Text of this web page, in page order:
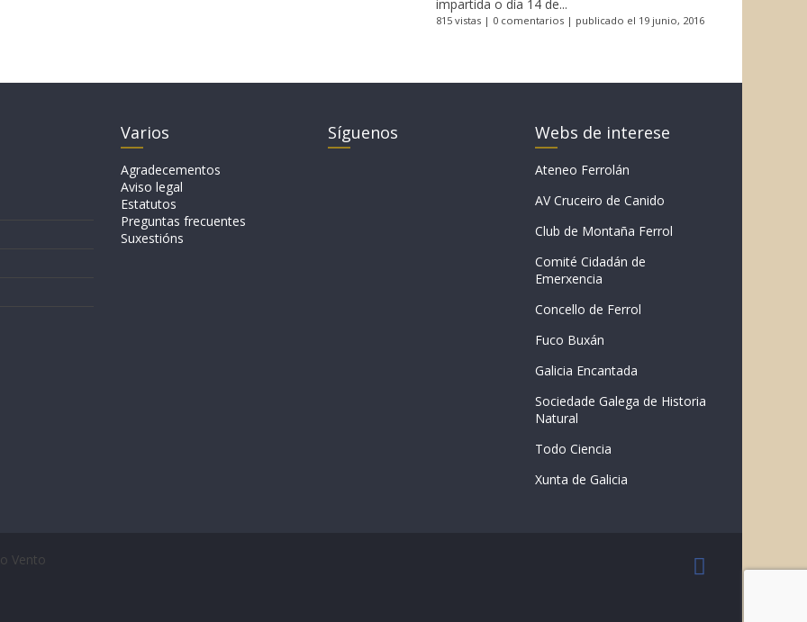
impartida o día 14 de...
815 vistas | 0 comentarios | publicado el 19 junio, 2016
Varios
Agradecementos
Aviso legal
Estatutos
Preguntas frecuentes
Suxestións
Síguenos Webs de interese
Ateneo Ferrolán
AV Cruceiro de Canido
Club de Montaña Ferrol
Comité Cidadán de
Emerxencia
Concello de Ferrol
Fuco Buxán
Galicia Encantada
Sociedade Galega de Historia
Natural
Todo Ciencia
Xunta de Galicia